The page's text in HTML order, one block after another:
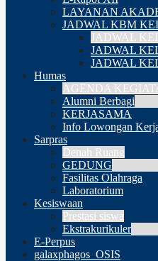
LAYANAN
JADWAL KBM
JADWAL
JADWAL
JADWAL
Humas
AGENDA
Alumni Berbagi
KERJASAMA
Info Lowongan
Sarpras
Denah Ruang
GEDUNG
Fasilitas Olahraga
Laboratorium
Kesiswaan
Prestasi siswa
Ekstrakurikuler
E-Perpus
galaxphagos_OSIS